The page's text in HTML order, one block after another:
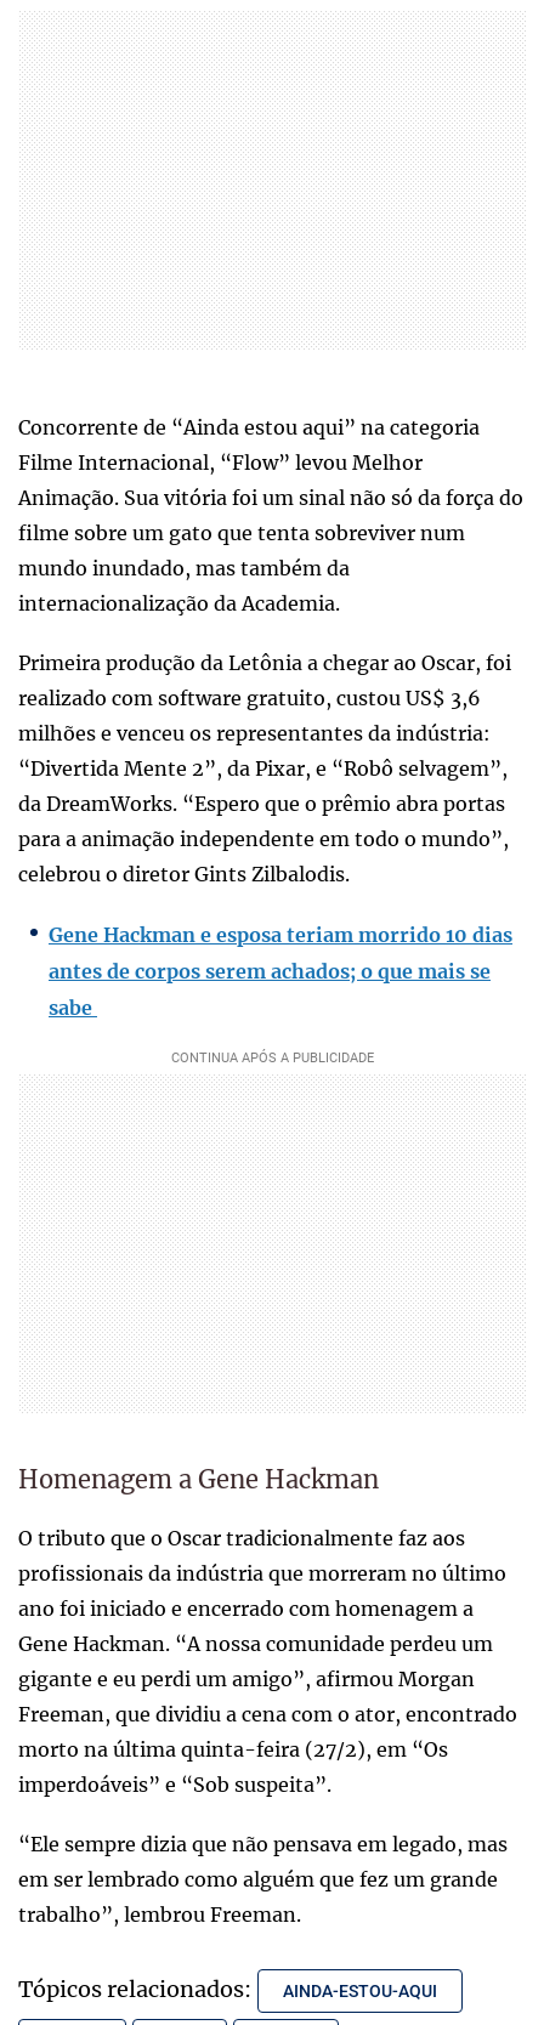
Concorrente de “Ainda estou aqui” na categoria
Filme Internacional, “Flow” levou Melhor
Animação. Sua vitória foi um sinal não só da força do
filme sobre um gato que tenta sobreviver num
mundo inundado, mas também da
internacionalização da Academia.
Primeira produção da Letônia a chegar ao Oscar, foi
realizado com software gratuito, custou US$ 3,6
milhões e venceu os representantes da indústria:
“Divertida Mente 2”, da Pixar, e “Robô selvagem”,
da DreamWorks. “Espero que o prêmio abra portas
para a animação independente em todo o mundo”,
celebrou o diretor Gints Zilbalodis.
Gene Hackman e esposa teriam morrido 10 dias
antes de corpos serem achados; o que mais se
sabe
Homenagem a Gene Hackman
O tributo que o Oscar tradicionalmente faz aos
profissionais da indústria que morreram no último
ano foi iniciado e encerrado com homenagem a
Gene Hackman. “A nossa comunidade perdeu um
gigante e eu perdi um amigo”, afirmou Morgan
Freeman, que dividiu a cena com o ator, encontrado
morto na última quinta-feira (27/2), em “Os
imperdoáveis” e “Sob suspeita”.
“Ele sempre dizia que não pensava em legado, mas
em ser lembrado como alguém que fez um grande
trabalho”, lembrou Freeman.
Tópicos relacionados: AINDA-ESTOU-AQUI